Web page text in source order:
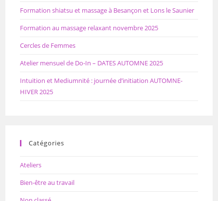
Formation shiatsu et massage à Besançon et Lons le Saunier
Formation au massage relaxant novembre 2025
Cercles de Femmes
Atelier mensuel de Do-In – DATES AUTOMNE 2025
Intuition et Mediumnité : journée d’initiation AUTOMNE-
HIVER 2025
Catégories
Ateliers
Bien-être au travail